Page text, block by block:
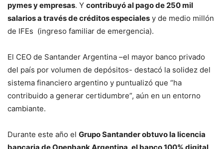
pymes y empresas. Y contribuyó al pago de 250 mil
salarios a través de créditos especiales y de medio millón
de IFEs (ingreso familiar de emergencia).
El CEO de Santander Argentina –el mayor banco privado
del país por volumen de depósitos- destacó la solidez del
sistema financiero argentino y puntualizó que “ha
contribuido a generar certidumbre”, aún en un entorno
cambiante.
Durante este año el Grupo Santander obtuvo la licencia